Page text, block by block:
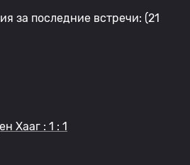
за последние встречи: (21
Хааг : 1 : 1